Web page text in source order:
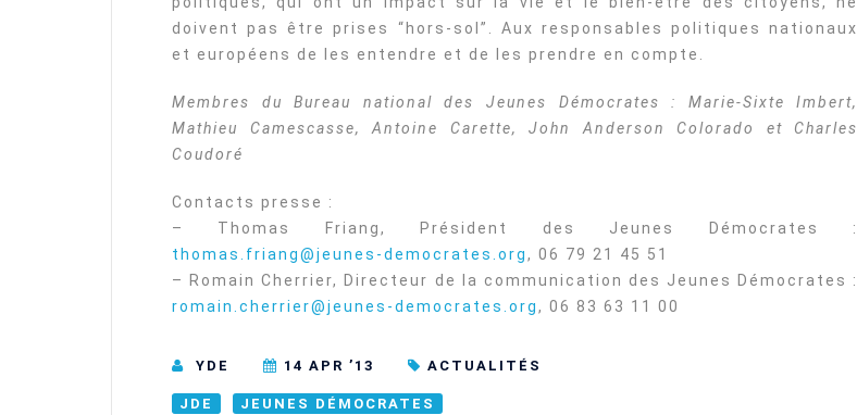
doivent pas être prises “hors-sol”. Aux responsables politiques nationaux
et européens de les entendre et de les prendre en compte.
Membres du Bureau national des Jeunes Démocrates : Marie-Sixte Imbert,
Mathieu Camescasse, Antoine Carette, John Anderson Colorado et Charles
Coudoré
Contacts presse :
– Thomas Friang, Président des Jeunes Démocrates :
thomas.friang@jeunes-democrates.org, 06 79 21 45 51
– Romain Cherrier, Directeur de la communication des Jeunes Démocrates :
romain.cherrier@jeunes-democrates.org, 06 83 63 11 00
YDE 14 APR ’13 ACTUALITÉS
JDE JEUNES DÉMOCRATES